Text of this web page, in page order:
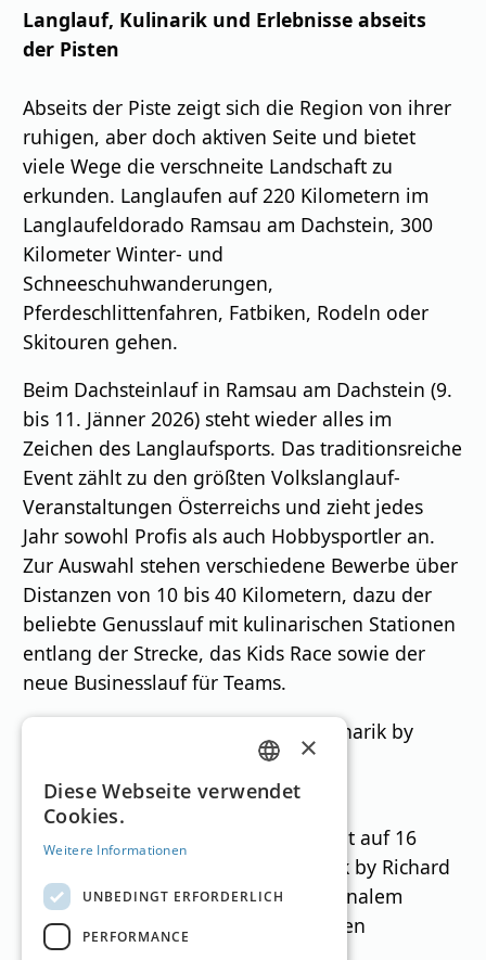
Langlauf, Kulinarik und Erlebnisse abseits
der Pisten
Abseits der Piste zeigt sich die Region von ihrer
ruhigen, aber doch aktiven Seite und bietet
viele Wege die verschneite Landschaft zu
erkunden. Langlaufen auf 220 Kilometern im
Langlaufeldorado Ramsau am Dachstein, 300
Kilometer Winter- und
Schneeschuhwanderungen,
Pferdeschlittenfahren, Fatbiken, Rodeln oder
Skitouren gehen.
Beim Dachsteinlauf in Ramsau am Dachstein (9.
bis 11. Jänner 2026) steht wieder alles im
Zeichen des Langlaufsports. Das traditionsreiche
Event zählt zu den größten Volkslanglauf-
Veranstaltungen Österreichs und zieht jedes
Jahr sowohl Profis als auch Hobbysportler an.
Zur Auswahl stehen verschiedene Bewerbe über
Distanzen von 10 bis 40 Kilometern, dazu der
beliebte Genusslauf mit kulinarischen Stationen
entlang der Strecke, das Kids Race sowie der
neue Businesslauf für Teams.
Schladming-Dachstein Almkulinarik by
Richard Rauch – Edition Winter
2025/26 I © Martin Huber
Und wer es genussvoller mag, erlebt auf 16
Hütten die winterliche „Almkulinarik by Richard
Rauch“ – kreative Gerichte mit regionalem
Bezug, entwickelt gemeinsam mit den
GERMAN
×
Diese Webseite verwendet
Cookies.
Weitere Informationen
UNBEDINGT ERFORDERLICH
PERFORMANCE